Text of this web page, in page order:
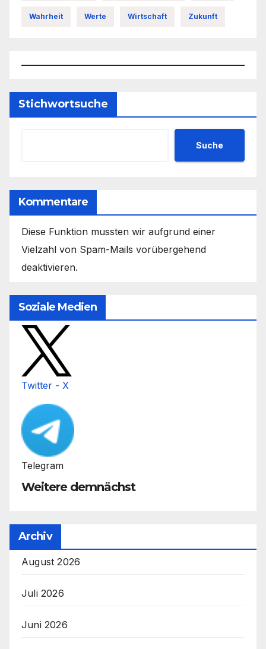
Wahrheit Werte Wirtschaft Zukunft
Stichwortsuche
Suche
Kommentare
Diese Funktion mussten wir aufgrund einer
Vielzahl von Spam-Mails vorübergehend
deaktivieren.
Soziale Medien
Twitter - X
Telegram
Weitere demnächst
Archiv
August 2026
Juli 2026
Juni 2026